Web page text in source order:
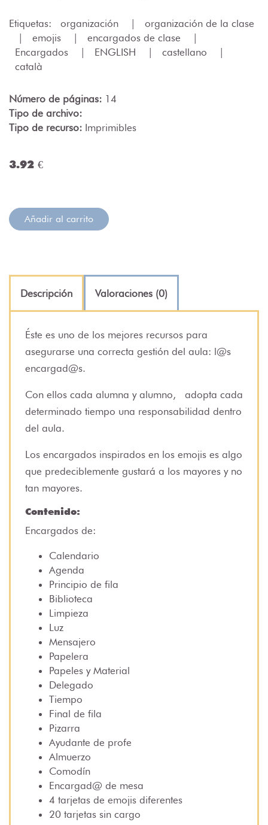
Etiquetas: organización |
organización de la clase
|
emojis | encargados de clase
|
Encargados
| ENGLISH | castellano
|
català
Número de páginas: 14
Tipo de archivo:
Tipo de recurso: Imprimibles
3.92 €
Añadir al carrito
Descripción Valoraciones (0)
Éste es uno de los mejores recursos para
asegurarse una correcta gestión del aula: l@s
encargad@s.
Con ellos cada alumna y alumno, adopta cada
determinado tiempo una responsabilidad dentro
del aula.
Los encargados inspirados en los emojis es algo
que predeciblemente gustará a los mayores y no
tan mayores.
Contenido:
Encargados de:
Calendario
Agenda
Principio de fila
Biblioteca
Limpieza
Luz
Mensajero
Papelera
Papeles y Material
Delegado
Tiempo
Final de fila
Pizarra
Ayudante de profe
Almuerzo
Comodín
Encargad@ de mesa
4 tarjetas de emojis diferentes
20 tarjetas sin cargo